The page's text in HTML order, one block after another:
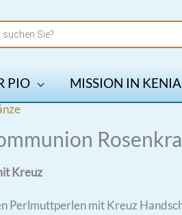
PIO MISSION IN KENIA
Kreuz
Perlmuttperlen mit Kreuz